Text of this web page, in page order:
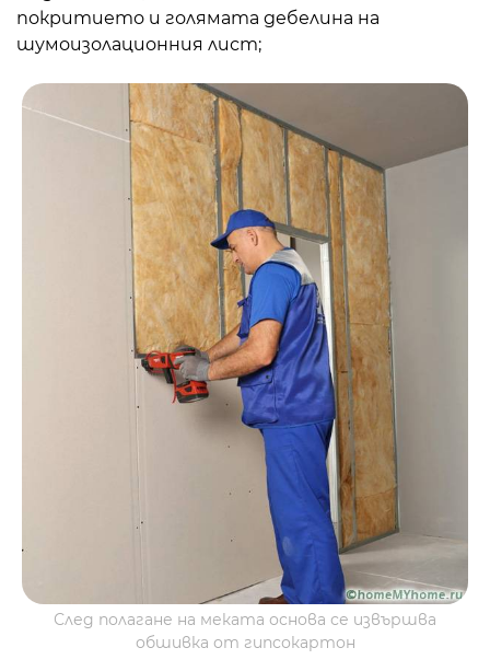
покритието и голямата дебелина на
шумоизолационния лист;
След полагане на меката основа се извършва
обшивка от гипсокартон